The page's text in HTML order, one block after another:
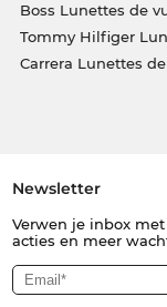
Boss Lunettes de
Tommy Hilfiger
Carrera Lunettes
Newsletter
Verwen je inbox
acties en meer